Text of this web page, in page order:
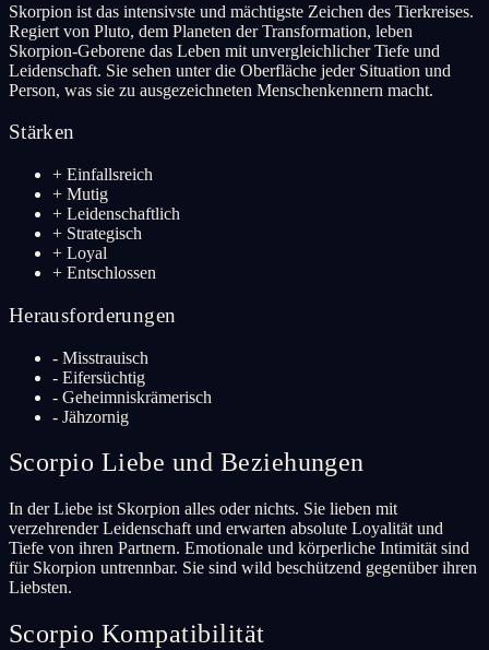
Skorpion ist das intensivste und mächtigste Zeichen des Tierkreises.
Regiert von Pluto, dem Planeten der Transformation, leben
Skorpion-Geborene das Leben mit unvergleichlicher Tiefe und
Leidenschaft. Sie sehen unter die Oberfläche jeder Situation und
Person, was sie zu ausgezeichneten Menschenkennern macht.
Stärken
+ Einfallsreich
+ Mutig
+ Leidenschaftlich
+ Strategisch
+ Loyal
+ Entschlossen
Herausforderungen
- Misstrauisch
- Eifersüchtig
- Geheimniskrämerisch
- Jähzornig
Scorpio Liebe und Beziehungen
In der Liebe ist Skorpion alles oder nichts. Sie lieben mit
verzehrender Leidenschaft und erwarten absolute Loyalität und
Tiefe von ihren Partnern. Emotionale und körperliche Intimität sind
für Skorpion untrennbar. Sie sind wild beschützend gegenüber ihren
Liebsten.
Scorpio Kompatibilität